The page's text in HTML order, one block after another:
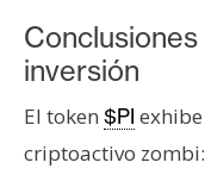
inversión
El token $PI
criptoactivo